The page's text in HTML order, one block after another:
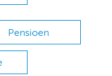
Pensioen